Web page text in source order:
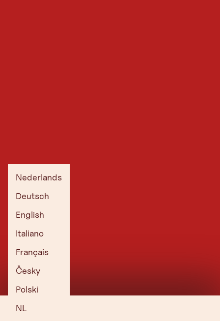
NL
Nederlands
Deutsch
English
Italiano
Français
Česky
Polski